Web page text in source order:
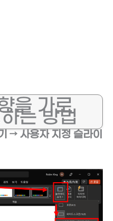
을 가로
는 방법
→ 사용자 지정 슬라이